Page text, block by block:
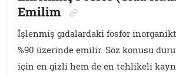
Emilim
İşlenmiş gıdalardaki fosfor
%90 üzerinde emilir. Söz konusu
için en gizli hem de en tehlikeli